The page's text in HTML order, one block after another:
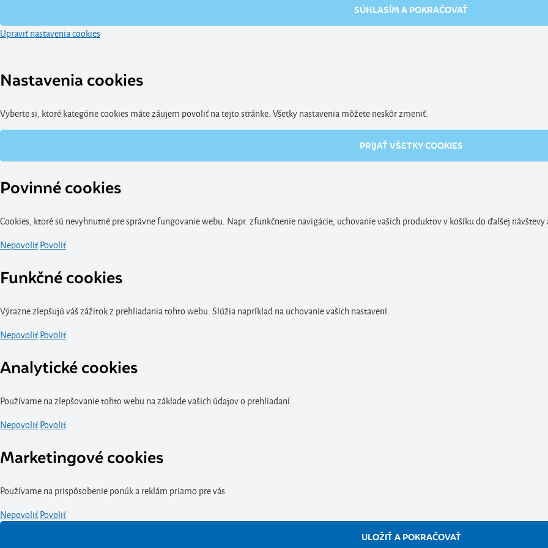
SÚHLASÍM A POKRAČOVAŤ
Upraviť nastavenia cookies
Nastavenia cookies
Vyberte si, ktoré kategórie cookies máte záujem povoliť na tejto stránke. Všetky nastavenia môžete neskôr zmeniť.
PRIJAŤ VŠETKY COOKIES
Povinné cookies
Cookies, ktoré sú nevyhnutné pre správne fungovanie webu. Napr. zfunkčnenie navigácie, uchovanie vašich produktov v košíku do ďalšej návštevy
NepovoliťPovoliť
Funkčné cookies
Výrazne zlepšujú váš zážitok z prehliadania tohto webu. Slúžia napríklad na uchovanie vašich nastavení.
NepovoliťPovoliť
Analytické cookies
Používame na zlepšovanie tohto webu na základe vašich údajov o prehliadaní.
NepovoliťPovoliť
Marketingové cookies
Používame na prispôsobenie ponúk a reklám priamo pre vás.
NepovoliťPovoliť
ULOŽIŤ A POKRAČOVAŤ